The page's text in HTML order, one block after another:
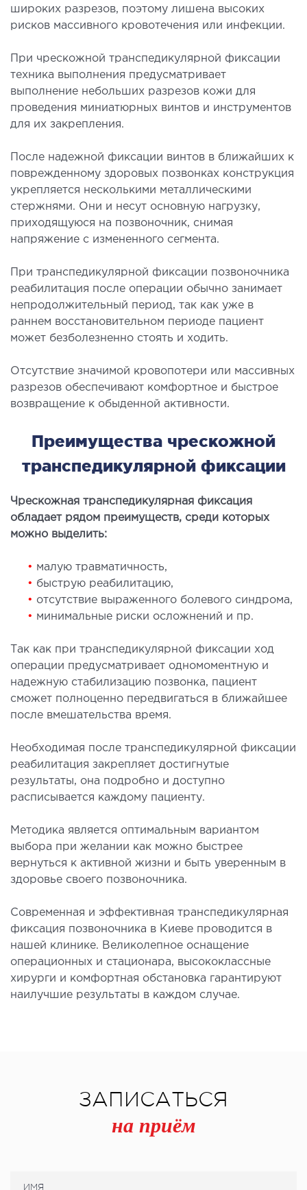
РЕАБИЛИТОЛОГИЯ
лечения
ХИРУРГИЯ
хирургия
И ОРТОПЕДИЯ
опорно-двигательного аппарата
(травматологический пункт)
оперативных вмешательств
И ЭФФЕРЕНТНАЯ
и гемосорбция
широких разрезов, поэтому лишена высоких
рисков массивного кровотечения или инфекции.
При чрескожной транспедикулярной фиксации
техника выполнения предусматривает
выполнение небольших разрезов кожи для
проведения миниатюрных винтов и инструментов
для их закрепления.
После надежной фиксации винтов в ближайших к
поврежденному здоровых позвонках конструкция
укрепляется несколькими металлическими
стержнями. Они и несут основную нагрузку,
приходящуюся на позвоночник, снимая
напряжение с измененного сегмента.
При транспедикулярной фиксации позвоночника
реабилитация после операции обычно занимает
непродолжительный период, так как уже в
раннем восстановительном периоде пациент
может безболезненно стоять и ходить.
Отсутствие значимой кровопотери или массивных
разрезов обеспечивают комфортное и быстрое
возвращение к обыденной активности.
Преимущества чрескожной
транспедикулярной фиксации
Чрескожная транспедикулярная фиксация
обладает рядом преимуществ, среди которых
можно выделить:
• малую травматичность,
• быструю реабилитацию,
• отсутствие выраженного болевого синдрома,
• минимальные риски осложнений и пр.
Так как при транспедикулярной фиксации ход
операции предусматривает одномоментную и
надежную стабилизацию позвонка, пациент
сможет полноценно передвигаться в ближайшее
после вмешательства время.
Необходимая после транспедикулярной фиксации
реабилитация закрепляет достигнутые
результаты, она подробно и доступно
расписывается каждому пациенту.
Методика является оптимальным вариантом
выбора при желании как можно быстрее
вернуться к активной жизни и быть уверенным в
здоровье своего позвоночника.
Современная и эффективная транспедикулярная
фиксация позвоночника в Киеве проводится в
нашей клинике. Великолепное оснащение
операционных и стационара, высококлассные
хирурги и комфортная обстановка гарантируют
наилучшие результаты в каждом случае.
ЗАПИСАТЬСЯ
на приём